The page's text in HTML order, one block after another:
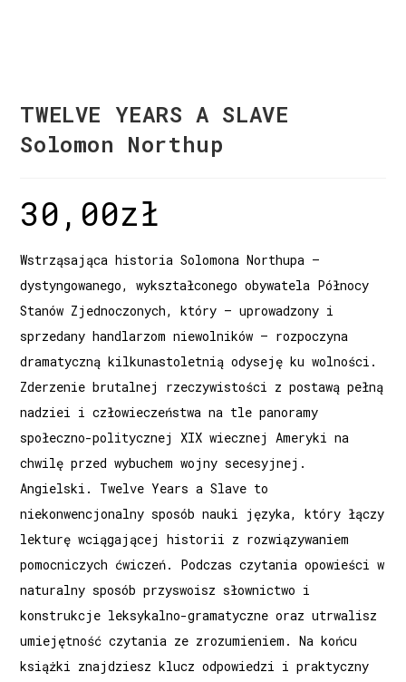
TWELVE YEARS A SLAVE
Solomon Northup
30,00zł
Wstrząsająca historia Solomona Northupa –
dystyngowanego, wykształconego obywatela Północy
Stanów Zjednoczonych, który – uprowadzony i
sprzedany handlarzom niewolników – rozpoczyna
dramatyczną kilkunastoletnią odyseję ku wolności.
Zderzenie brutalnej rzeczywistości z postawą pełną
nadziei i człowieczeństwa na tle panoramy
społeczno-politycznej XIX wiecznej Ameryki na
chwilę przed wybuchem wojny secesyjnej.
Angielski. Twelve Years a Slave to
niekonwencjonalny sposób nauki języka, który łączy
lekturę wciągającej historii z rozwiązywaniem
pomocniczych ćwiczeń. Podczas czytania opowieści w
naturalny sposób przyswoisz słownictwo i
konstrukcje leksykalno-gramatyczne oraz utrwalisz
umiejętność czytania ze zrozumieniem. Na końcu
książki znajdziesz klucz odpowiedzi i praktyczny